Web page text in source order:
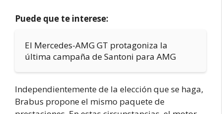
Puede que te interese:
El Mercedes-AMG GT protagoniza la
última campaña de Santoni para AMG
Independientemente de la elección que se haga,
Brabus propone el mismo paquete de